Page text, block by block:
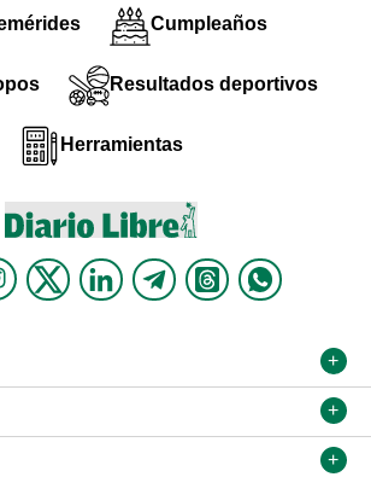
Cumpleaños
Resultados deportivos
Herramientas